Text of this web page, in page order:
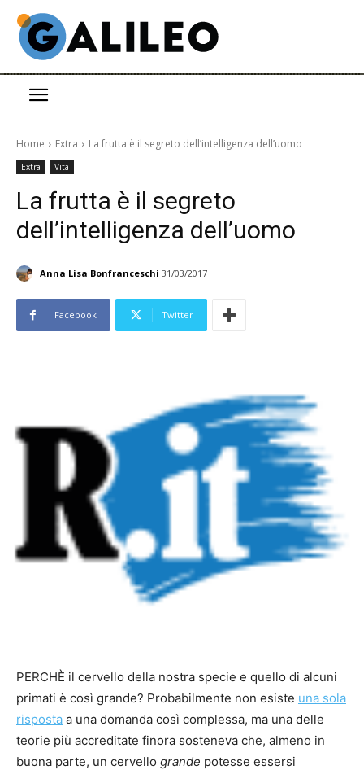
Home Extra La frutta è il segreto dell’intelligenza dell’uomo
Extra Vita
La frutta è il segreto
dell’intelligenza dell’uomo
Anna Lisa Bonfranceschi 31/03/2017
Facebook Twitter
PERCHÈ il cervello della nostra specie e quello di alcuni
primati è così grande? Probabilmente non esiste una sola
risposta a una domanda così complessa, ma una delle
teorie più accreditate finora sosteneva che, almeno in
buona parte, un cervello grande potesse essersi